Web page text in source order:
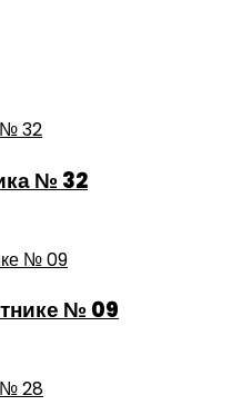
№ 32
№ 09